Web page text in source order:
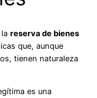
reserva de bienes
que, aunque
tienen naturaleza
es una